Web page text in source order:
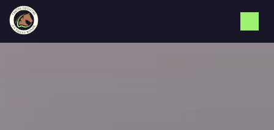
Panneau de gestion des cookies